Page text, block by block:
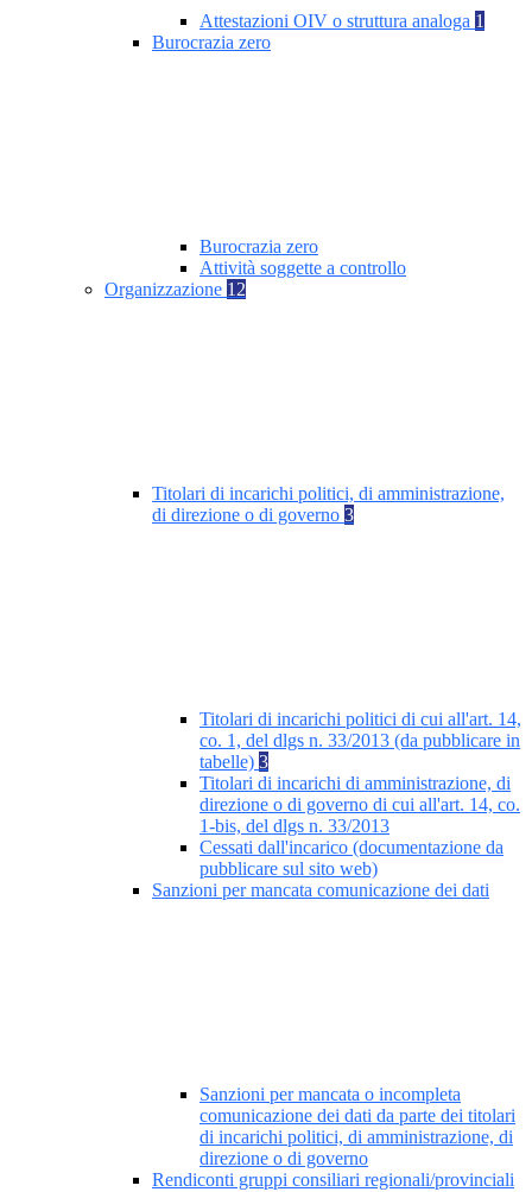
Attestazioni OIV o struttura analoga 1
Burocrazia zero
Burocrazia zero
Attività soggette a controllo
Organizzazione 12
Titolari di incarichi politici, di amministrazione,
di direzione o di governo 3
Titolari di incarichi politici di cui all'art. 14,
co. 1, del dlgs n. 33/2013 (da pubblicare in
tabelle) 3
Titolari di incarichi di amministrazione, di
direzione o di governo di cui all'art. 14, co.
1-bis, del dlgs n. 33/2013
Cessati dall'incarico (documentazione da
pubblicare sul sito web)
Sanzioni per mancata comunicazione dei dati
Sanzioni per mancata o incompleta
comunicazione dei dati da parte dei titolari
di incarichi politici, di amministrazione, di
direzione o di governo
Rendiconti gruppi consiliari regionali/provinciali